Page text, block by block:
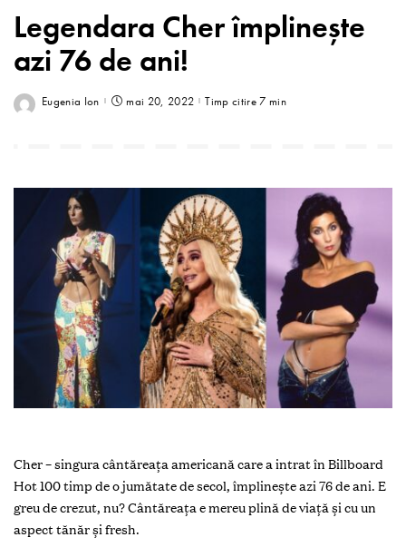
Legendara Cher împlinește
azi 76 de ani!
Eugenia Ion mai 20, 2022 Timp citire 7 min
Cher – singura cântăreața americană care a intrat în Billboard
Hot 100 timp de o jumătate de secol, împlinește azi 76 de ani. E
greu de crezut, nu? Cântăreața e mereu plină de viață și cu un
aspect tănăr și fresh.